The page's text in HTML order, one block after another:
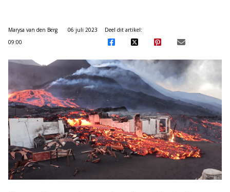
Marysa van den Berg
06 juli 2023
09:00
Deel dit artikel: